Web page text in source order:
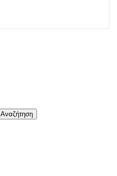
Αναζήτηση